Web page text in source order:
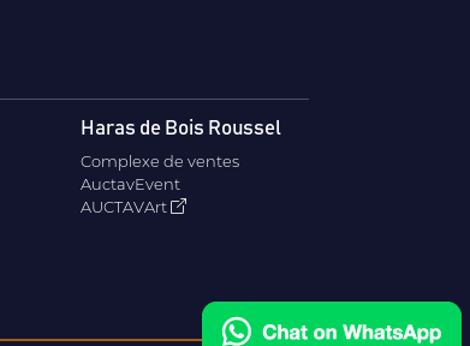
Haras de Bois Roussel
Complexe de ventes
AuctavEvent
AUCTAVArt